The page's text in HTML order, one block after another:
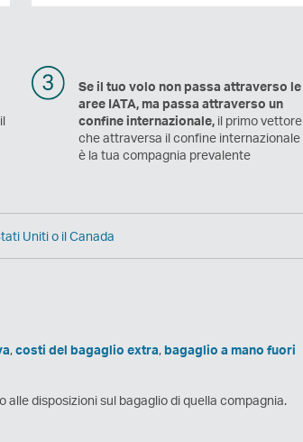
il
Se il tuo volo non passa attraverso le
aree IATA, ma passa attraverso un
confine internazionale, il primo vettore
che attraversa il confine internazionale
è la tua compagnia prevalente
Uniti o il Canada
,costi del bagaglio extra,bagaglio a mano fuori
disposizioni sul bagaglio di quella compagnia.